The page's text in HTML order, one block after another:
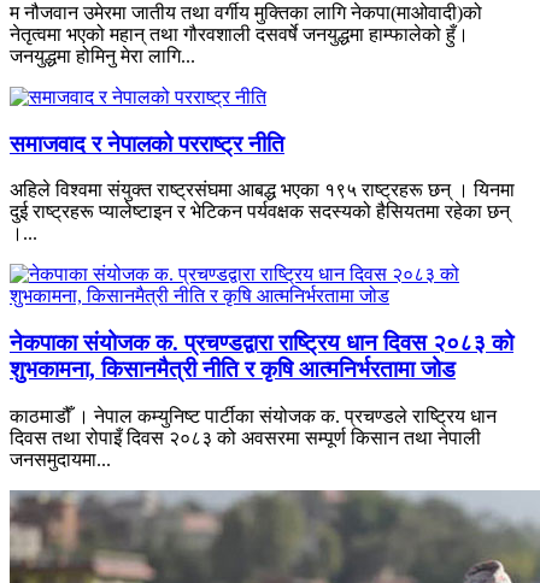
म नौजवान उमेरमा जातीय तथा वर्गीय मुक्तिका लागि नेकपा(माओवादी)को
नेतृत्वमा भएको महान् तथा गौरवशाली दसवर्षे जनयुद्धमा हाम्फालेको हुँ।
जनयुद्धमा होमिनु मेरा लागि...
समाजवाद र नेपालको परराष्ट्र नीति
अहिले विश्वमा संयुक्त राष्ट्रसंघमा आबद्ध भएका १९५ राष्ट्रहरू छन् । यिनमा
दुई राष्ट्रहरू प्यालेष्टाइन र भेटिकन पर्यवक्षक सदस्यको हैसियतमा रहेका छन्
।...
नेकपाका संयोजक क. प्रचण्डद्वारा राष्ट्रिय धान दिवस २०८३ को
शुभकामना, किसानमैत्री नीति र कृषि आत्मनिर्भरतामा जोड
काठमाडौँ । नेपाल कम्युनिष्ट पार्टीका संयोजक क. प्रचण्डले राष्ट्रिय धान
दिवस तथा रोपाइँ दिवस २०८३ को अवसरमा सम्पूर्ण किसान तथा नेपाली
जनसमुदायमा...